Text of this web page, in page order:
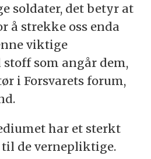
soldater, det betyr at
å strekke oss enda
viktige
som angår dem,
i Forsvarets forum,
har et sterkt
til de vernepliktige.